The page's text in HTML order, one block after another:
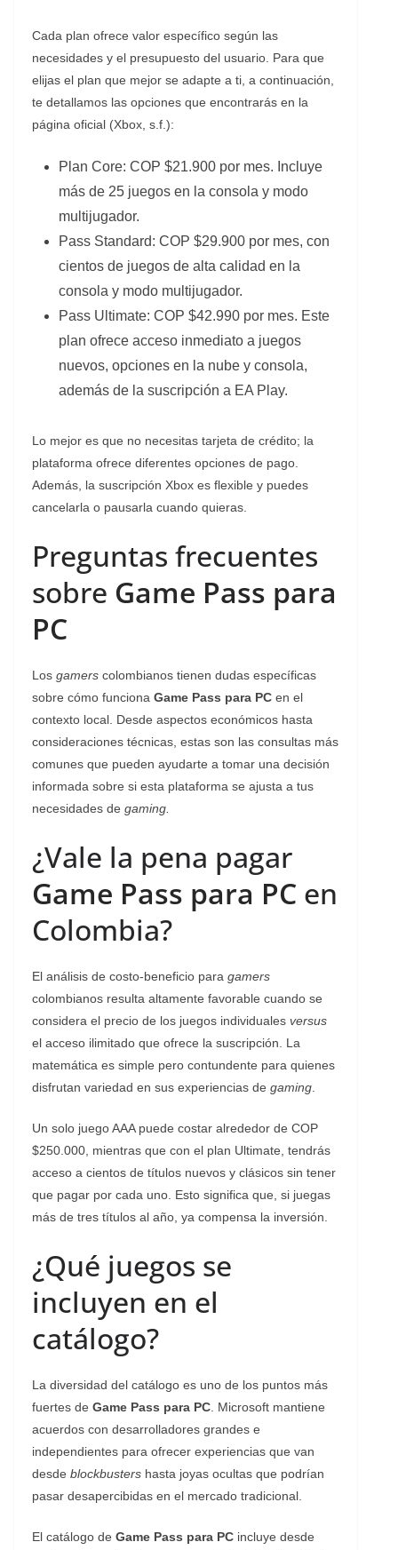
Cada plan ofrece valor específico según las
necesidades y el presupuesto del usuario. Para que
elijas el plan que mejor se adapte a ti, a continuación,
te detallamos las opciones que encontrarás en la
página oficial (Xbox, s.f.):
Plan Core: COP $21.900 por mes. Incluye
más de 25 juegos en la consola y modo
multijugador.
Pass Standard: COP $29.900 por mes, con
cientos de juegos de alta calidad en la
consola y modo multijugador.
Pass Ultimate: COP $42.990 por mes. Este
plan ofrece acceso inmediato a juegos
nuevos, opciones en la nube y consola,
además de la suscripción a EA Play.
Lo mejor es que no necesitas tarjeta de crédito; la
plataforma ofrece diferentes opciones de pago.
Además, la suscripción Xbox es flexible y puedes
cancelarla o pausarla cuando quieras.
Preguntas frecuentes
sobre Game Pass para
PC
Los gamers colombianos tienen dudas específicas
sobre cómo funciona Game Pass para PC en el
contexto local. Desde aspectos económicos hasta
consideraciones técnicas, estas son las consultas más
comunes que pueden ayudarte a tomar una decisión
informada sobre si esta plataforma se ajusta a tus
necesidades de gaming.
¿Vale la pena pagar
Game Pass para PC en
Colombia?
El análisis de costo-beneficio para gamers
colombianos resulta altamente favorable cuando se
considera el precio de los juegos individuales versus
el acceso ilimitado que ofrece la suscripción. La
matemática es simple pero contundente para quienes
disfrutan variedad en sus experiencias de gaming
Un solo juego AAA puede costar alrededor de COP
$250.000, mientras que con el plan Ultimate, tendrás
acceso a cientos de títulos nuevos y clásicos sin tener
que pagar por cada uno. Esto significa que, si juegas
más de tres títulos al año, ya compensa la inversión.
¿Qué juegos se
incluyen en el
catálogo?
La diversidad del catálogo es uno de los puntos más
fuertes de Game Pass para PC . Microsoft mantiene
acuerdos con desarrolladores grandes e
independientes para ofrecer experiencias que van
desde blockbusters hasta joyas ocultas que podrían
pasar desapercibidas en el mercado tradicional.
El catálogo de Game Pass para PC incluye desde